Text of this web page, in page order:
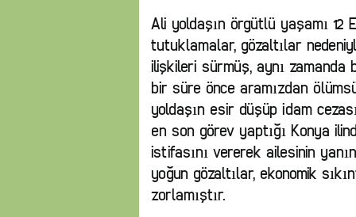
Ali yoldaşın örgütlü yaşamı
tutuklamalar, gözaltılar
ilişkileri sürmüş, aynı
bir süre önce aramızdan
yoldaşın esir düşüp idam
en son görev yaptığı Konya
istifasını vererek ailesinin
yoğun gözaltılar, ekonomik
zorlamıştır.